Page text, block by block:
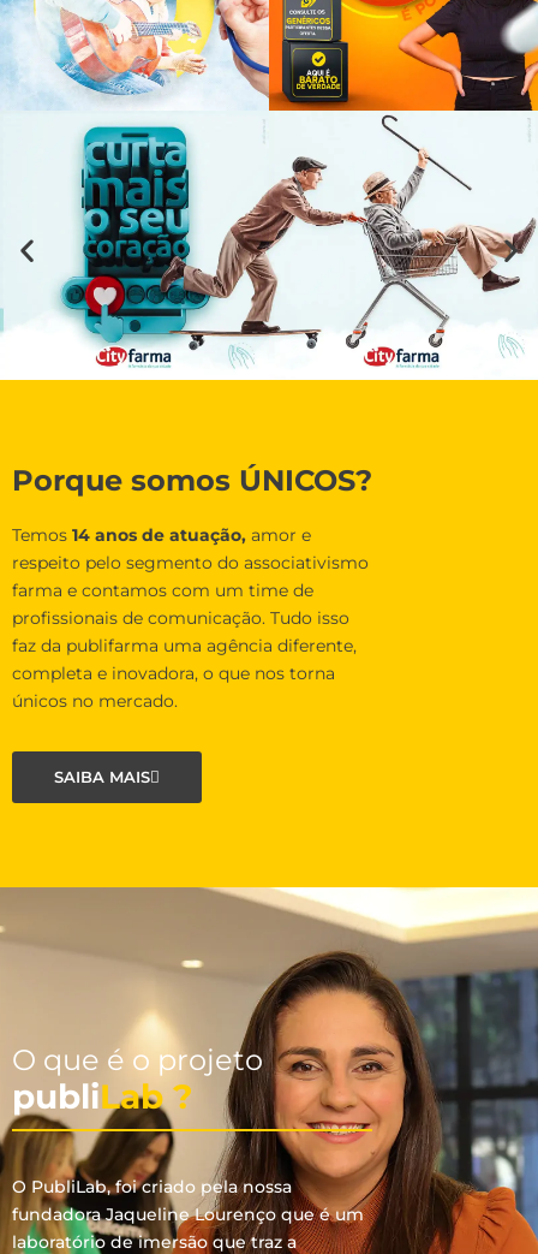
Porque somos ÚNICOS?
Temos 14 anos de atuação, amor e
respeito pelo segmento do associativismo
farma e contamos com um time de
profissionais de comunicação. Tudo isso
faz da publifarma uma agência diferente,
completa e inovadora, o que nos torna
únicos no mercado.
SAIBA MAIS
O que é o projeto
publiLab ?
O PubliLab, foi criado pela nossa
fundadora Jaqueline Lourenço que é um
laboratório de imersão que traz a